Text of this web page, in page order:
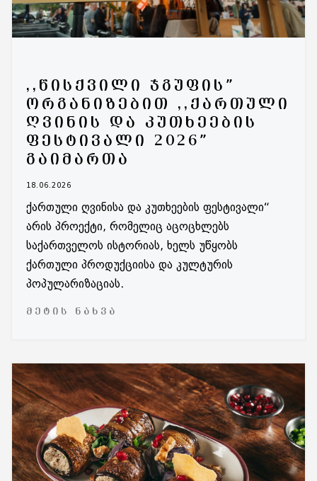
,,ᲬᲘᲡᲥᲕᲘᲚᲘ ᲯᲒᲣᲤᲘᲡ”
ᲝᲠᲒᲐᲜᲘᲖᲔᲑᲘᲗ ,,ᲥᲐᲠᲗᲣᲚᲘ
ᲦᲕᲘᲜᲘᲡ ᲓᲐ ᲙᲣᲗᲮᲔᲔᲑᲘᲡ
ᲤᲔᲡᲢᲘᲕᲐᲚᲘ 2026”
ᲒᲐᲘᲛᲐᲠᲗᲐ
18.06.2026
ქართული ღვინისა და კუთხეების ფესტივალი“
არის პროექტი, რომელიც აცოცხლებს
საქართველოს ისტორიას, ხელს უწყობს
ქართული პროდუქციისა და კულტურის
პოპულარიზაციას.
ᲛᲔᲢᲘᲡ ᲜᲐᲮᲕᲐ